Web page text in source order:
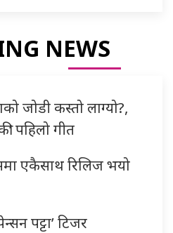
NEWS
जोडी कस्तो लाग्यो?,
पहिलो गीत
एकैसाथ रिलिज भयो
पट्टा’ टिजर